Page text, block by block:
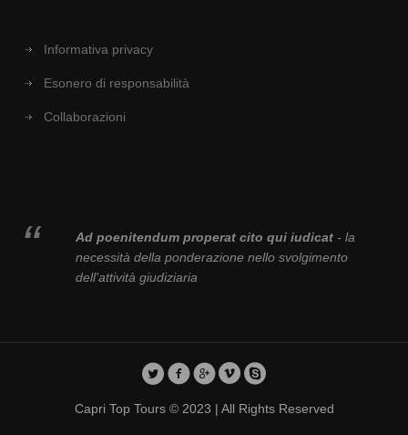
Informativa privacy
Esonero di responsabilità
Collaborazioni
Ad poenitendum properat cito qui iudicat- la
necessità della ponderazione nello svolgimento
dell'attività giudiziaria
Capri Top Tours © 2023 | All Rights Reserved